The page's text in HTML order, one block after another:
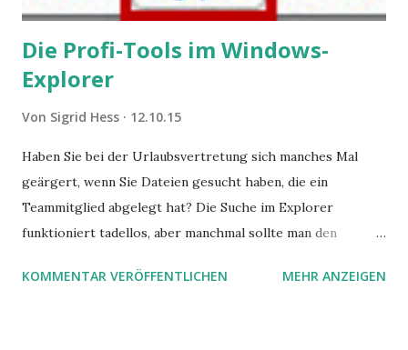
Die Profi-Tools im Windows-
Explorer
Von Sigrid Hess 12.10.15
Haben Sie bei der Urlaubsvertretung sich manches Mal
geärgert, wenn Sie Dateien gesucht haben, die ein
Teammitglied abgelegt hat? Die Suche im Explorer
funktioniert tadellos, aber manchmal sollte man den
mit UND oder ODER oder NICHT... Das geht so einfach,
KOMMENTAR VERÖFFENTLICHEN MEHR ANZEIGEN